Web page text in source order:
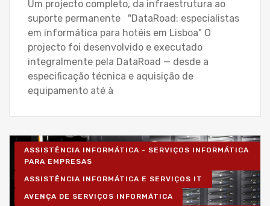
Um projecto completo, da infraestrutura ao
suporte permanente "DataRoad: especialistas
em informática para hotéis em Lisboa" O
projecto foi desenvolvido e executado
integralmente pela DataRoad — desde a
especificação técnica e aquisição de
equipamento até à
ASSISTÊNCIA INFORMÁTICA - SERVIÇOS INFORMÁTICA
PARA EMPRESAS
ASSISTÊNCIA INFORMÁTICA E SERVIÇOS IT
AVENÇA DE SERVIÇOS INFORMÁTICA